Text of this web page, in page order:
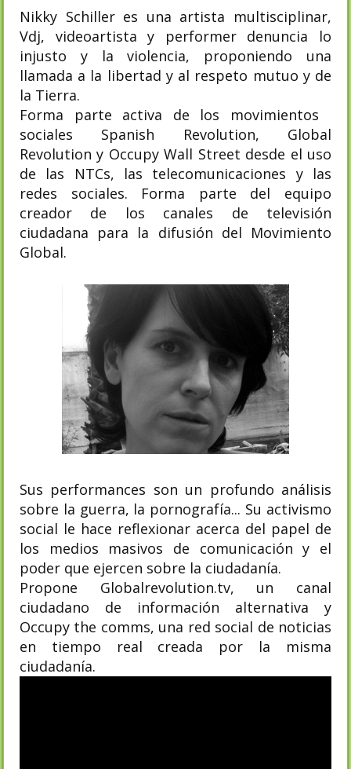
Nikky Schiller es una artista multisciplinar,
Vdj, videoartista y performer denuncia lo
injusto y la violencia, proponiendo una
llamada a la libertad y al respeto mutuo y de
la Tierra.
Forma parte activa de los movimientos
sociales Spanish Revolution, Global
Revolution y Occupy Wall Street desde el uso
de las NTCs, las telecomunicaciones y las
redes sociales. Forma parte del equipo
creador de los canales de televisión
ciudadana para la difusión del Movimiento
Global.
Sus performances son un profundo análisis
sobre la guerra, la pornografía... Su activismo
social le hace reflexionar acerca del papel de
los medios masivos de comunicación y el
poder que ejercen sobre la ciudadanía.
Propone Globalrevolution.tv, un canal
ciudadano de información alternativa y
Occupy the comms, una red social de noticias
en tiempo real creada por la misma
ciudadanía.